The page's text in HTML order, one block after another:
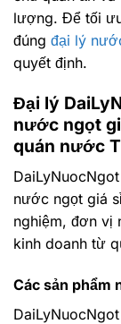
lượng. Để tối
đúng đại lý
quyết định.
Đại lý
nước ngọt
quán nước
nước ngọt giá
nghiệm, đơn vị
kinh doanh từ
Các sản phẩm